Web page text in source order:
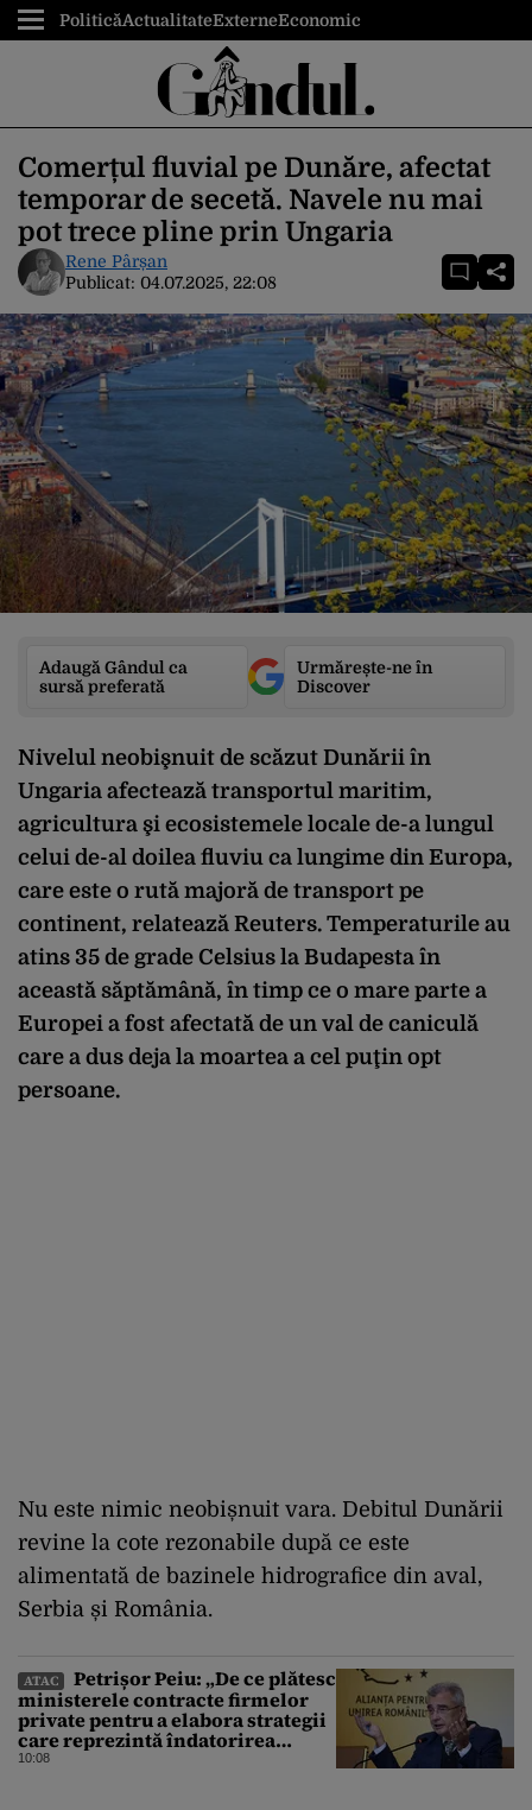
PoliticăActualitateExterneEconomic
Comerțul fluvial pe Dunăre, afectat
temporar de secetă. Navele nu mai
pot trece pline prin Ungaria
Rene Pârșan
Publicat: 04.07.2025, 22:08
Adaugă Gândul ca
sursă preferată
Urmărește-ne în
Discover
Nivelul neobişnuit de scăzut Dunării în
Ungaria afectează transportul maritim,
agricultura şi ecosistemele locale de-a lungul
celui de-al doilea fluviu ca lungime din Europa,
care este o rută majoră de transport pe
continent, relatează Reuters. Temperaturile au
atins 35 de grade Celsius la Budapesta în
această săptămână, în timp ce o mare parte a
Europei a fost afectată de un val de caniculă
care a dus deja la moartea a cel puţin opt
persoane.
Nu este nimic neobișnuit vara. Debitul Dunării
revine la cote rezonabile după ce este
alimentată de bazinele hidrografice din aval,
Serbia și România.
ATAC
Petrișor Peiu: „De ce plătesc
ministerele contracte firmelor
private pentru a elabora strategii
care reprezintă îndatorirea
angajaților din minister?”
10:08